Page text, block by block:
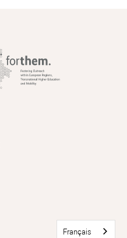
Français